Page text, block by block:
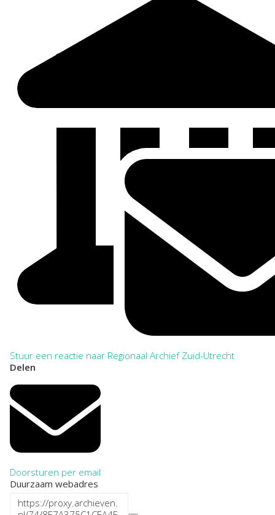
Stuur een reactie naar Regionaal Archief Zuid-Utrecht
Delen
Doorsturen per email
Duurzaam webadres